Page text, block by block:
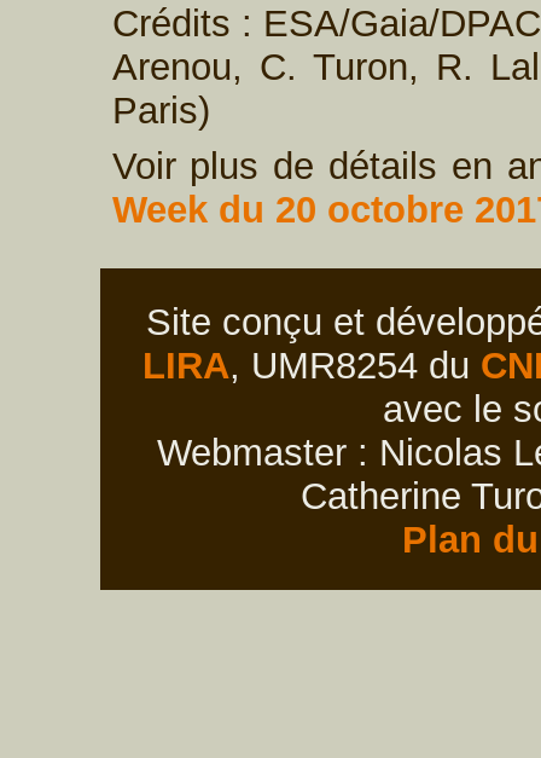
Crédits : ESA/Gaia/
Arenou, C. Turon, R.
Paris)
Voir plus de détails en
Week du 20 octobre
Site conçu et
LIRA, UMR8254 du
avec le
Webmaster : Nicolas
Catherine
Plan